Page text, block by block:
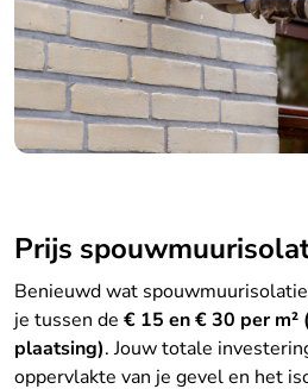
Prijs
Benieuwd wat
je tussen de € 15 en € 30 per
plaatsing). Jouw totale
oppervlakte van je gevel en het